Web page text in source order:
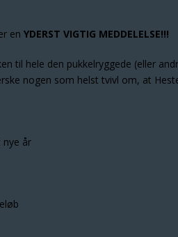
en YDERST VIGTIG MEDDELELSE!!!
til hele den pukkelryggede (eller
nogen som helst tvivl om, at
nye år